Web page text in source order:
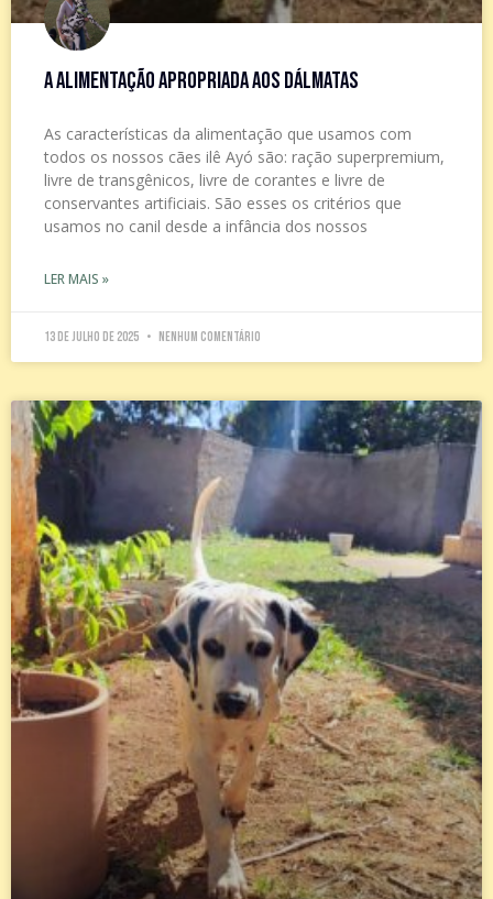
A alimentação apropriada aos dálmatas
As características da alimentação que usamos com
todos os nossos cães ilê Ayó são: ração superpremium,
livre de transgênicos, livre de corantes e livre de
conservantes artificiais. São esses os critérios que
usamos no canil desde a infância dos nossos
LER MAIS »
13 de julho de 2025 Nenhum comentário